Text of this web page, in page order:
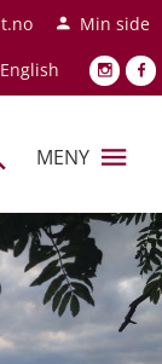
Min side
English
MENY